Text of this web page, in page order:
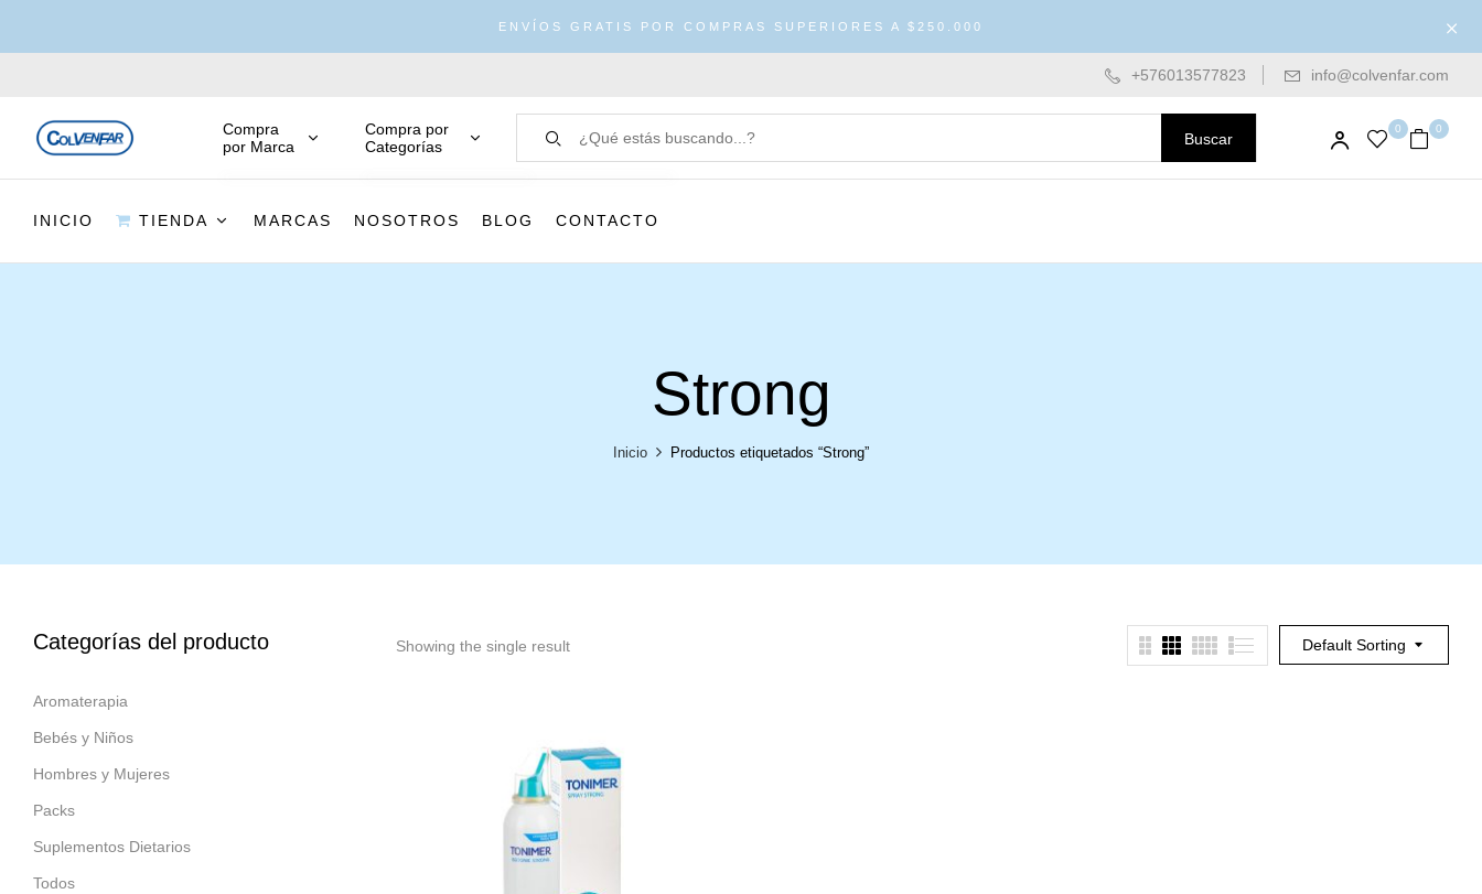
ENVÍOS GRATIS POR COMPRAS SUPERIORES A $250.000
+576013577823 info@colvenfar.com
Compra
por Marca
Compra por
Categorías
Buscar
0 0
INICIO TIENDA MARCAS NOSOTROS BLOG CONTACTO
Strong
Inicio Productos etiquetados “Strong”
Categorías del producto
Aromaterapia
Bebés y Niños
Hombres y Mujeres
Packs
Suplementos Dietarios
Todos
Default Sorting
Showing the single result